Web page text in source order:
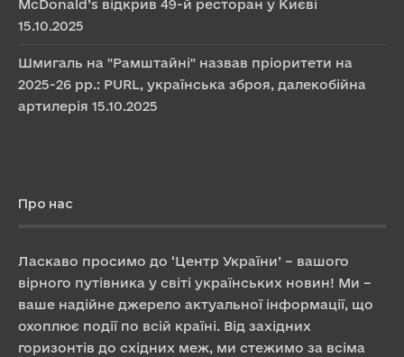
McDonald’s відкрив 49-й ресторан у Києві
15.10.2025
Шмигаль на "Рамштайні" назвав пріоритети на
2025-26 рр.: PURL, українська зброя, далекобійна
артилерія 15.10.2025
Про нас
Ласкаво просимо до ‘Центр України’ – вашого
вірного путівника у світі українських новин! Ми –
ваше надійне джерело актуальної інформації, що
охоплює події по всій країні. Від західних
горизонтів до східних меж, ми стежимо за всіма